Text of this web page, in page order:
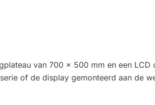
van 700 x 500 mm en een
of de display gemonteerd aan de